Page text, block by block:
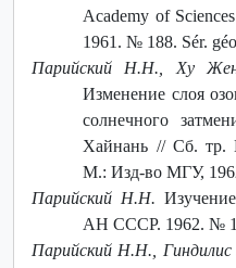
Academy of
1961. № 188. Sér.
Парийский Н.Н., Ху
Изменение слоя
солнечного
Хайнань // Сб.
М.: Изд-во МГУ,
Парийский Н.Н.
АН СССР. 1962. №
Парийский Н.Н.,